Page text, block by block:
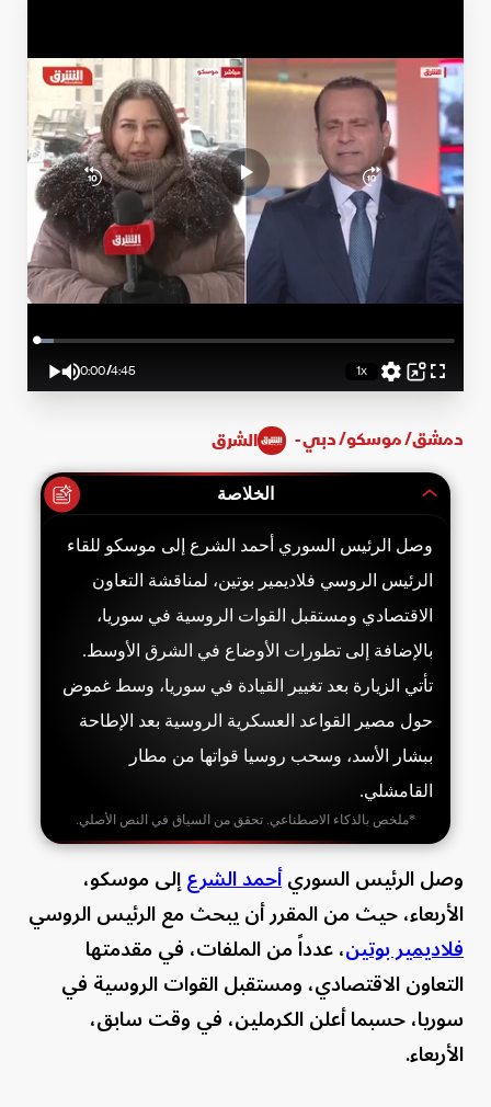
PlayMute
Current
0:00/
Duration
4:45
Loaded:
1xPlayback
Rate
Picture-
in-
Fullscreen
دمشق/ موسكو/ دبي - الشرق
الخلاصة
وصل الرئيس السوري أحمد الشرع إلى موسكو للقاء
الرئيس الروسي فلاديمير بوتين، لمناقشة التعاون
الاقتصادي ومستقبل القوات الروسية في سوريا،
بالإضافة إلى تطورات الأوضاع في الشرق الأوسط.
تأتي الزيارة بعد تغيير القيادة في سوريا، وسط غموض
حول مصير القواعد العسكرية الروسية بعد الإطاحة
ببشار الأسد، وسحب روسيا قواتها من مطار
القامشلي.
*ملخص بالذكاء الاصطناعي. تحقق من السياق في النص الأصلي.
وصل الرئيس السوريأحمد الشرعإلى موسكو،
الأربعاء، حيث من المقرر أن يبحث مع الرئيس الروسي
فلاديمير بوتين، عدداً من الملفات، في مقدمتها
التعاون الاقتصادي، ومستقبل القوات الروسية في
سوريا، حسبما أعلن الكرملين، في وقت سابق،
الأربعاء.